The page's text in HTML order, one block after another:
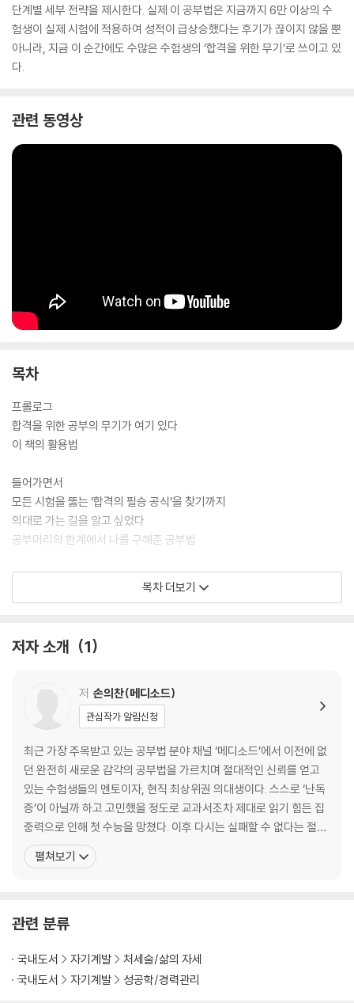
단계별 세부 전략을 제시한다. 실제 이 공부법은 지금까지 6만 이상의 수
험생이 실제 시험에 적용하여 성적이 급상승했다는 후기가 끊이지 않을 뿐
아니라, 지금 이 순간에도 수많은 수험생의 ‘합격을 위한 무기’로 쓰이고 있
다.
관련 동영상
목차
프롤로그
합격을 위한 공부의 무기가 여기 있다
이 책의 활용법
들어가면서
모든 시험을 뚫는 ‘합격의 필승 공식’을 찾기까지
의대로 가는 길을 알고 싶었다
공부머리의 한계에서 나를 구해준 공부법
제1부. [준비편] 합격을 위한 마인드셋
공부법을 배우기 전에 알아야 할 것
2장. 합격의 문을 여는 3가지 원리
[목적감각] 목표만을 정조준하는 태도
[순서감각] 합격의 최단 루트를 찾는 비결
[능동감각] 눈 말고 뇌로 제대로 공부하기 위하여
제2부. [실전편] 외우지 않는 공부의 기술
3장. 어떤 내용도 빠르게 흡수하는 ‘독해 법칙’
독해에도 상황별 접근이 필요하다
목적에 맞게 읽고 있는가
어린 시절 책을 안 읽었어도 괜찮은 이유
4장. 외우지 않는 ‘암기의 기술’
목차 더보기
저자 소개 1
저 손의찬(메디소드)
관심작가 알림신청
최근 가장 주목받고 있는 공부법 분야 채널 ‘메디소드’에서 이전에 없
던 완전히 새로운 감각의 공부법을 가르치며 절대적인 신뢰를 얻고
있는 수험생들의 멘토이자, 현직 최상위권 의대생이다. 스스로 ‘난독
증’이 아닐까 하고 고민했을 정도로 교과서조차 제대로 읽기 힘든 집
중력으로 인해 첫 수능을 망쳤다. 이후 다시는 실패할 수 없다는 절박
함 속에서 수많은 공부법 책과 합격 수기, 해외 자료까지 샅샅이 살피
며 온갖 공부법을 연구한 결과, 자신만의 길을 찾아냈다. 결국 이듬해
펼쳐보기
관련 분류
국내도서 자기계발
처세술/삶의 자세
국내도서
자기계발 성공학/경력관리